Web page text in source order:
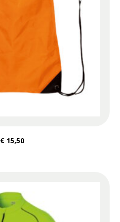
€15,50